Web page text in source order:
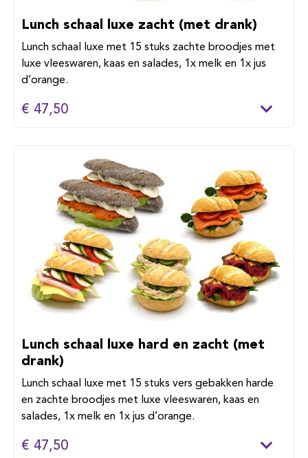
Lunch schaal luxe zacht (met drank)
Lunch schaal luxe met 15 stuks zachte broodjes met
luxe vleeswaren, kaas en salades, 1x melk en 1x jus
d’orange.
€ 47,50
Lunch schaal luxe hard en zacht (met
drank)
Lunch schaal luxe met 15 stuks vers gebakken harde
en zachte broodjes met luxe vleeswaren, kaas en
salades, 1x melk en 1x jus d’orange.
€ 47,50